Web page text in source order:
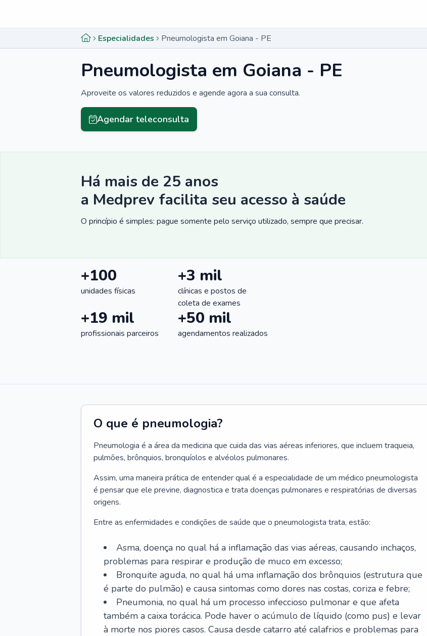
Especialidades Pneumologista em Goiana - PE
Pneumologista em Goiana - PE
Aproveite os valores reduzidos e agende agora a sua consulta.
Agendar teleconsulta
Há mais de 25 anos
a Medprev facilita seu acesso à saúde
O princípio é simples: pague somente pelo serviço utilizado, sempre que precisar.
+100
unidades físicas
+3 mil
clínicas e postos de
coleta de exames
+19 mil
profissionais parceiros
+50 mil
agendamentos realizados
O que é pneumologia?
Pneumologia é a área da medicina que cuida das vias aéreas inferiores, que incluem traqueia,
pulmões, brônquios, bronquíolos e alvéolos pulmonares.
Assim, uma maneira prática de entender qual é a especialidade de um médico pneumologista
é pensar que ele previne, diagnostica e trata doenças pulmonares e respiratórias de diversas
origens.
Entre as enfermidades e condições de saúde que o pneumologista trata, estão:
Asma, doença no qual há a inflamação das vias aéreas, causando inchaços,
problemas para respirar e produção de muco em excesso;
Bronquite aguda, no qual há uma inflamação dos brônquios (estrutura que
é parte do pulmão) e causa sintomas como dores nas costas, coriza e febre;
Pneumonia, no qual há um processo infeccioso pulmonar e que afeta
também a caixa torácica. Pode haver o acúmulo de líquido (como pus) e levar
à morte nos piores casos. Causa desde catarro até calafrios e problemas para